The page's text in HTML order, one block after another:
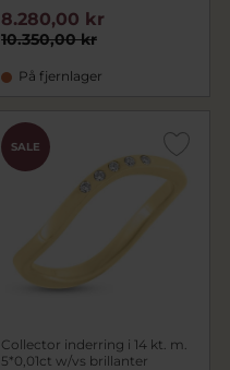
10.350,00 kr
8.280,00 kr
På fjernlager
SALE
Collector inderring i 14 kt. m.
5*0,01ct w/vs brillanter